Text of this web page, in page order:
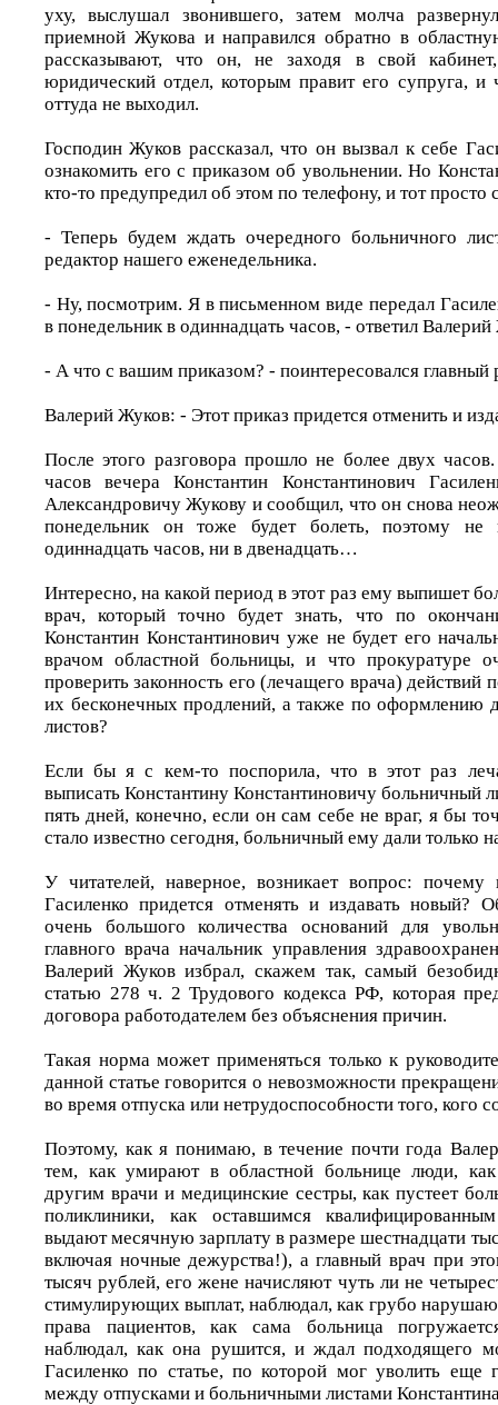
уху, выслушал звонившего, затем молча
приемной Жукова и направился обратно в
рассказывают, что он, не заходя в свой
юридический отдел, которым правит его супруга, и
оттуда не выходил.
Господин Жуков рассказал, что он вызвал к себе
ознакомить его с приказом об увольнении. Но
кто-то предупредил об этом по телефону, и тот
- Теперь будем ждать очередного больничного
редактор нашего еженедельника.
- Ну, посмотрим. Я в письменном виде передал
в понедельник в одиннадцать часов, - ответил
- А что с вашим приказом? - поинтересовался главный
Валерий Жуков: - Этот приказ придется отменить и
После этого разговора прошло не более двух
часов вечера Константин Константинович
Александровичу Жукову и сообщил, что он снова
понедельник он тоже будет болеть, поэтому
одиннадцать часов, ни в двенадцать…
Интересно, на какой период в этот раз ему выпишет
врач, который точно будет знать, что по
Константин Константинович уже не будет его
врачом областной больницы, и что прокуратуре
проверить законность его (лечащего врача) действий
их бесконечных продлений, а также по оформлению
листов?
Если бы я с кем-то поспорила, что в этот раз
выписать Константину Константиновичу больничный
пять дней, конечно, если он сам себе не враг, я бы
стало известно сегодня, больничный ему дали только
У читателей, наверное, возникает вопрос: почему
Гасиленко придется отменять и издавать новый?
очень большого количества оснований для
главного врача начальник управления
Валерий Жуков избрал, скажем так, самый
статью 278 ч. 2 Трудового кодекса РФ, которая
договора работодателем без объяснения причин.
Такая норма может применяться только к
данной статье говорится о невозможности
во время отпуска или нетрудоспособности того, кого
Поэтому, как я понимаю, в течение почти года
тем, как умирают в областной больнице люди,
другим врачи и медицинские сестры, как пустеет
поликлиники, как оставшимся
выдают месячную зарплату в размере шестнадцати
включая ночные дежурства!), а главный врач при
тысяч рублей, его жене начисляют чуть ли не
стимулирующих выплат, наблюдал, как грубо
права пациентов, как сама больница
наблюдал, как она рушится, и ждал подходящего
Гасиленко по статье, по которой мог уволить еще
между отпусками и больничными листами